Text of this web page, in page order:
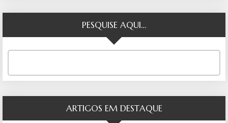
PESQUISE AQUI…
ARTIGOS EM DESTAQUE